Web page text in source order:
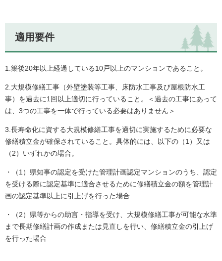
適用要件
1.築後20年以上経過している10戸以上のマンションであること。
2.大規模修繕工事（外壁塗装等工事、床防水工事及び屋根防水工
事）を過去に1回以上適切に行っていること。＜過去の工事にあって
は、3つの工事を一体で行っている必要はありません＞
3.長寿命化に資する大規模修繕工事を適切に実施するために必要な
修繕積立金が確保されていること。具体的には、以下の（1）又は
（2）いずれかの場合。
・（1）県知事の認定を受けた管理計画認定マンションのうち、認定
を受ける際に認定基準に適合させるために修繕積立金の額を管理計
画の認定基準以上に引上げを行った場合
・（2）県等からの助言・指導を受け、大規模修繕工事が可能な水準
まで長期修繕計画の作成または見直しを行い、修繕積立金の引上げ
を行った場合